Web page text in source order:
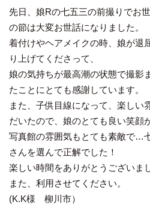
先日、娘Rの七五三の前撮りでお
の節は大変お世話になりました。
着付けやヘアメイクの時、娘が退
り上げてくださって、
娘の気持ちが最高潮の状態で撮影
たことにとても感謝しています。
また、子供目線になって、楽しい
だいたので、娘のとても良い笑顔
写真館の雰囲気もとても素敵で…
さんを選んで正解でした！
楽しい時間をありがとうございま
また、利用させてください。
(K.K様 柳川市）